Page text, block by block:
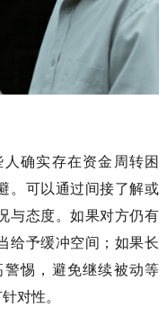
确实存在资金周转困
。可以通过间接了解或
与态度。如果对方仍有
给予缓冲空间；如果长
惕，避免继续被动等
对性。